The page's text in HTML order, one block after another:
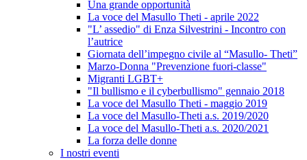
Una grande opportunità
La voce del Masullo Theti - aprile 2022
"L’ assedio" di Enza Silvestrini - Incontro con
l’autrice
Giornata dell’impegno civile al “Masullo- Theti”
Marzo-Donna "Prevenzione fuori-classe"
Migranti LGBT+
"Il bullismo e il cyberbullismo" gennaio 2018
La voce del Masullo Theti - maggio 2019
La voce del Masullo-Theti a.s. 2019/2020
La voce del Masullo-Theti a.s. 2020/2021
La forza delle donne
I nostri eventi